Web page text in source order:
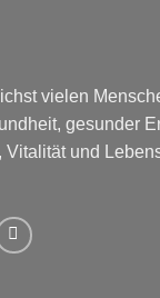
vielen
gesunder
und